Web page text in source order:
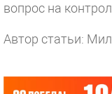
вопрос на
Автор статьи: